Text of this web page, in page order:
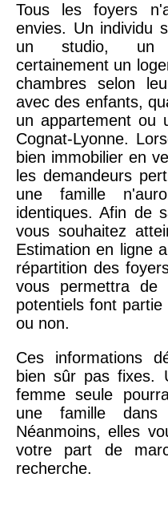
Tous les foyers
envies. Un individu
un studio, un
certainement un
chambres selon
avec des enfants,
un appartement ou
Cognat-Lyonne.
bien immobilier en
les demandeurs
une famille
identiques. Afin de
vous souhaitez
Estimation en ligne
répartition des
vous permettra de
potentiels font
ou non.
Ces informations
bien sûr pas fixes.
femme seule
une famille
Néanmoins, elles
votre part de
recherche.